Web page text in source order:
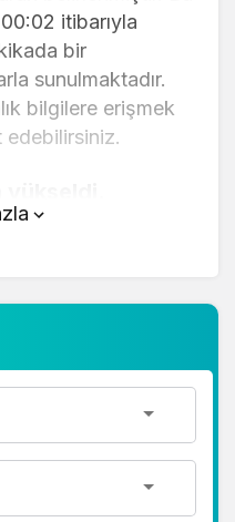
itibarıyla
bir
sunulmaktadır.
bilgilere erişmek
edebilirsiniz.
kullanarak
ve kolay bir
fiyatları hakkında